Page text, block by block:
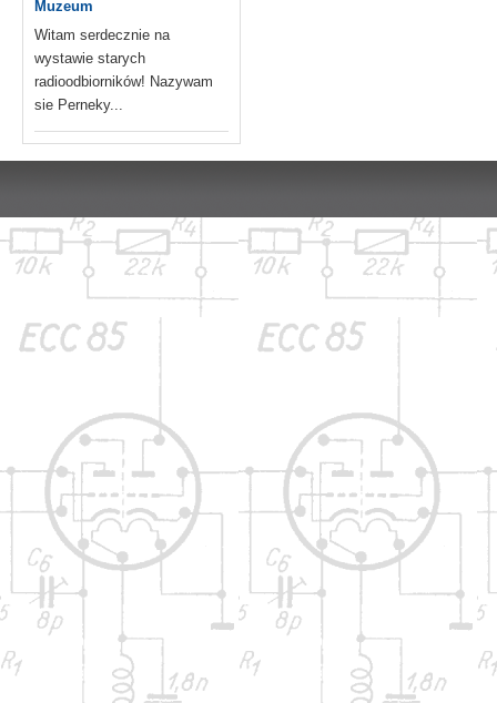
Muzeum
Witam serdecznie na
wystawie starych
radioodbiorników! Nazywam
sie Perneky...